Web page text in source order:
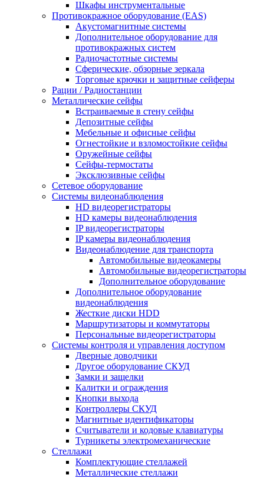
Шкафы инструментальные
Противокражное оборудование (EAS)
Акустомагнитные системы
Дополнительное оборудование для
противокражных систем
Радиочастотные системы
Сферические, обзорные зеркала
Торговые крючки и защитные сейферы
Рации / Радиостанции
Металлические сейфы
Встраиваемые в стену сейфы
Депозитные сейфы
Мебельные и офисные сейфы
Огнестойкие и взломостойкие сейфы
Оружейные сейфы
Сейфы-термостаты
Эксклюзивные сейфы
Сетевое оборудование
Системы видеонаблюдения
HD видеорегистраторы
HD камеры видеонаблюдения
IP видеорегистраторы
IP камеры видеонаблюдения
Видеонаблюдение для транспорта
Автомобильные видеокамеры
Автомобильные видеорегистраторы
Дополнительное оборудование
Дополнительное оборудование
видеонаблюдения
Жесткие диски HDD
Маршрутизаторы и коммутаторы
Персональные видеорегистраторы
Системы контроля и управления доступом
Дверные доводчики
Другое оборудование СКУД
Замки и защелки
Калитки и ограждения
Кнопки выхода
Контроллеры СКУД
Магнитные идентификаторы
Считыватели и кодовые клавиатуры
Турникеты электромеханические
Стеллажи
Комплектующие стеллажей
Металлические стеллажи